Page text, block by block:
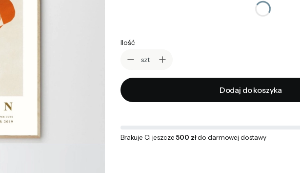
Ilość
szt
Dodaj do koszyka
Brakuje Ci jeszcze 500 złdo darmowej dostawy